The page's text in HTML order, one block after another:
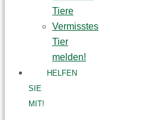
Tiere
Vermisstes
Tier
melden!
HELFEN
SIE
MIT!